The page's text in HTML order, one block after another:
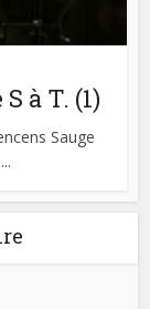
à T. (1)
Sauge